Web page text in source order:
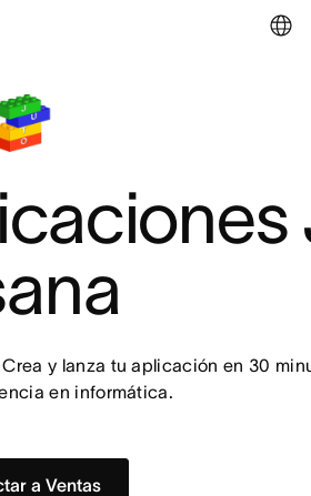
y lanza tu aplicación en 30
en informática.
a Ventas